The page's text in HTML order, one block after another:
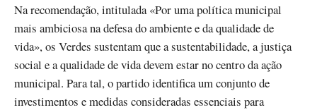
Na recomendação, intitulada «Por uma política municipal
mais ambiciosa na defesa do ambiente e da qualidade de
vida», os Verdes sustentam que a sustentabilidade, a justiça
social e a qualidade de vida devem estar no centro da ação
municipal. Para tal, o partido identifica um conjunto de
investimentos e medidas consideradas essenciais para